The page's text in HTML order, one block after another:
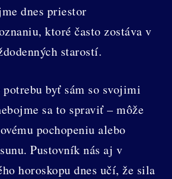
dnes priestor
ktoré často zostáva v
starostí.
byť sám so svojimi
sa to spraviť – môže
pochopeniu alebo
Pustovník nás aj v
horoskopu dnes učí, že sila